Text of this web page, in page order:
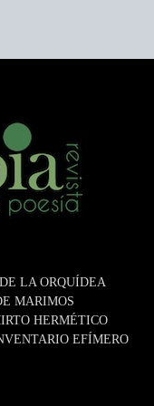
LA ORQUÍDEA
MARIMOS
HERMÉTICO
EFÍMERO